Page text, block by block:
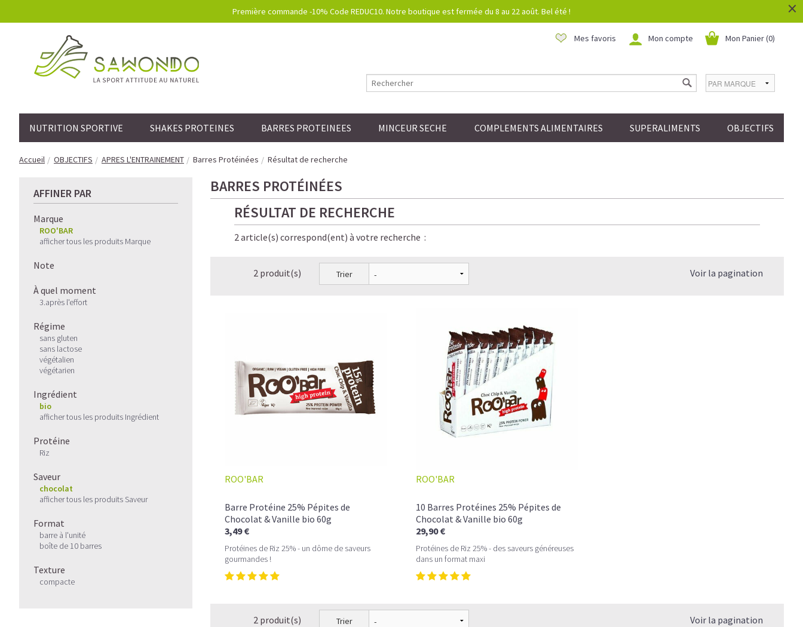
Première commande -10% Code REDUC10. Notre boutique est fermée du 8 au 22 août. Bel été ! ×
Mon Panier (0)
Mon compte
Mes favoris
NUTRITION SPORTIVE SHAKES PROTEINES BARRES PROTEINEES MINCEUR SECHE COMPLEMENTS ALIMENTAIRES SUPERALIMENTS OBJECTIFS
Accueil OBJECTIFS APRES L'ENTRAINEMENT Barres Protéinées Résultat de recherche
AFFINER PAR
Marque
ROO'BAR
afficher tous les produits Marque
Note
À quel moment
3.après l'effort
Régime
sans gluten
sans lactose
végétalien
végétarien
Ingrédient
bio
afficher tous les produits Ingrédient
Protéine
Riz
Saveur
chocolat
afficher tous les produits Saveur
Format
barre à l'unité
boîte de 10 barres
Texture
compacte
BARRES PROTÉINÉES
RÉSULTAT DE RECHERCHE
2 article(s) correspond(ent) à votre recherche :
2 produit(s) Trier Voir la pagination
ROO'BAR
Barre Protéine 25% Pépites de
Chocolat & Vanille bio 60g
3,49 €
Protéines de Riz 25% - un dôme de saveurs
gourmandes !
ROO'BAR
10 Barres Protéines 25% Pépites de
Chocolat & Vanille bio 60g
29,90 €
Protéines de Riz 25% - des saveurs généreuses
dans un format maxi
2 produit(s) Trier Voir la pagination